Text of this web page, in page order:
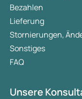
Bezahlen
Lieferung
Stornierungen,
Sonstiges
FAQ
Unsere